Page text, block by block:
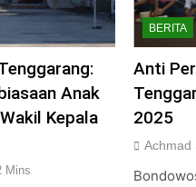
1 Tenggarang Wujudkan
Disiplin dan
Politeknik Negeri
Band Ijo Fest Bondowoso
Anak
Kepala
Mins
BERITA
Anti
2025
Achmad